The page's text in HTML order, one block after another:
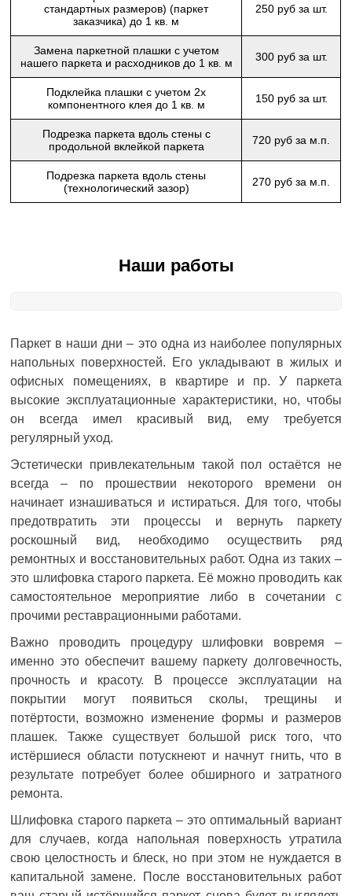
стандартных размеров) (паркет
заказчика) до 1 кв. м
250 руб за шт.
Замена паркетной плашки с учетом
нашего паркета и расходников до 1 кв. м
300 руб за шт.
Подклейка плашки с учетом 2х
компонентного клея до 1 кв. м
150 руб за шт.
Подрезка паркета вдоль стены с
продольной вклейкой паркета
720 руб за м.п.
Подрезка паркета вдоль стены
(технологический зазор)
270 руб за м.п.
Наши работы
Паркет в наши дни – это одна из наиболее популярных
напольных поверхностей. Его укладывают в жилых и
офисных помещениях, в квартире и пр. У паркета
высокие эксплуатационные характеристики, но, чтобы
он всегда имел красивый вид, ему требуется
регулярный уход.
Эстетически привлекательным такой пол остаётся не
всегда – по прошествии некоторого времени он
начинает изнашиваться и истираться. Для того, чтобы
предотвратить эти процессы и вернуть паркету
роскошный вид, необходимо осуществить ряд
ремонтных и восстановительных работ. Одна из таких –
это шлифовка старого паркета. Её можно проводить как
самостоятельное мероприятие либо в сочетании с
прочими реставрационными работами.
Важно проводить процедуру шлифовки вовремя –
именно это обеспечит вашему паркету долговечность,
прочность и красоту. В процессе эксплуатации на
покрытии могут появиться сколы, трещины и
потёртости, возможно изменение формы и размеров
плашек. Также существует большой риск того, что
истёршиеся области потускнеют и начнут гнить, что в
результате потребует более обширного и затратного
ремонта.
Шлифовка старого паркета – это оптимальный вариант
для случаев, когда напольная поверхность утратила
свою целостность и блеск, но при этом не нуждается в
капитальной замене. После восстановительных работ